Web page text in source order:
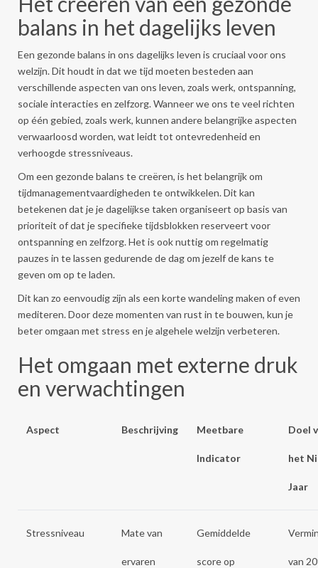
balans in het dagelijks leven
Een gezonde balans in ons dagelijks leven is cruciaal voor ons
welzijn. Dit houdt in dat we tijd moeten besteden aan
verschillende aspecten van ons leven, zoals werk, ontspanning,
sociale interacties en zelfzorg. Wanneer we ons te veel richten
op één gebied, zoals werk, kunnen andere belangrijke aspecten
verwaarloosd worden, wat leidt tot ontevredenheid en
verhoogde stressniveaus.
Om een gezonde balans te creëren, is het belangrijk om
tijdmanagementvaardigheden te ontwikkelen. Dit kan
betekenen dat je je dagelijkse taken organiseert op basis van
prioriteit of dat je specifieke tijdsblokken reserveert voor
ontspanning en zelfzorg. Het is ook nuttig om regelmatig
pauzes in te lassen gedurende de dag om jezelf de kans te
geven om op te laden.
Dit kan zo eenvoudig zijn als een korte wandeling maken of even
mediteren. Door deze momenten van rust in te bouwen, kun je
beter omgaan met stress en je algehele welzijn verbeteren.
Het omgaan met externe druk
en verwachtingen
Aspect Beschrijving Meetbare
Indicator
Doel
het
Jaar
Stressniveau Mate van
ervaren
Gemiddelde
score op van